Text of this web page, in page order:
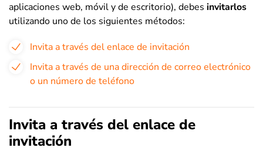
aplicaciones web, móvil y de escritorio), debes invitarlos
utilizando uno de los siguientes métodos:
Invita a través del enlace de invitación
Invita a través de una dirección de correo electrónico
o un número de teléfono
Invita a través del enlace de
invitación